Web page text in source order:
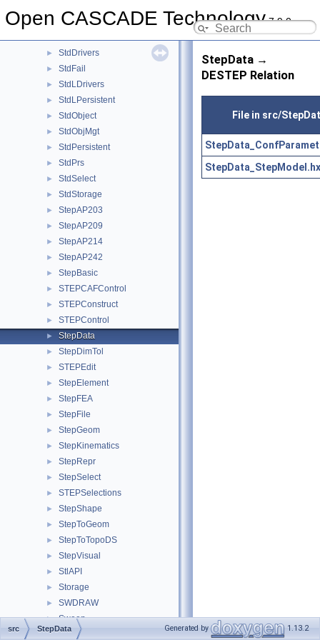
Open CASCADE Technology7.9.0
ShapeUpgrade
► StdDrivers
► StdFail
► StdLDrivers
► StdLPersistent
► StdObject
► StdObjMgt
► StdPersistent
► StdPrs
► StdSelect
► StdStorage
► StepAP203
► StepAP209
► StepAP214
► StepAP242
► StepBasic
► STEPCAFControl
► STEPConstruct
► STEPControl
► StepData
► StepDimTol
► STEPEdit
► StepElement
► StepFEA
► StepFile
► StepGeom
► StepKinematics
► StepRepr
► StepSelect
► STEPSelections
► StepShape
► StepToGeom
► StepToTopoDS
► StepVisual
► StlAPI
► Storage
► SWDRAW
► Sweep
► TColGeom
StepData →
DESTEP Relation
File in src/
src StepData Generated by 1.13.2